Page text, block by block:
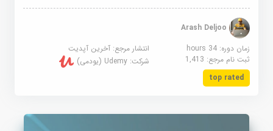
Arash Deljoo
زمان دوره: 34 hours
انتشار مرجع:آخرین آپدیت
ثبت نام مرجع:1,413 شرکت:Udemy (یودمی)
top rated